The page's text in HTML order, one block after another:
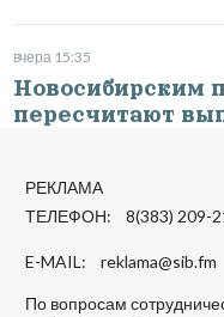
вчера 15:35
Новосибирским
пересчитают
РЕКЛАМА
ТЕЛЕФОН: 8(383) 209-
E-MAIL: reklama@sib.fm
По вопросам